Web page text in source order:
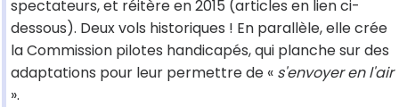
spectateurs, et réitère en 2015 (articles en lien ci-
dessous). Deux vols historiques ! En parallèle, elle crée
la Commission pilotes handicapés, qui planche sur des
adaptations pour leur permettre de « s'envoyer en l'air
».